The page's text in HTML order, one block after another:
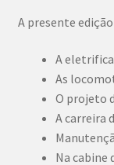
A presente
A
As
O projeto
A carreira
Na cabine